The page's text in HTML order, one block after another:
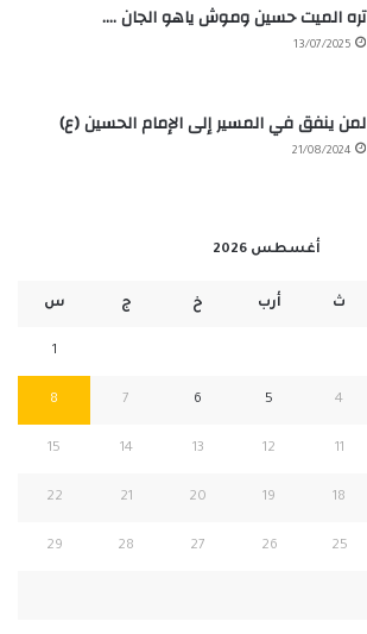
تره الميت حسين وموش ياهو الجان ….
13/07/2025
لمن ينفق في المسير إلى الإمام الحسين (ع)
21/08/2024
أغسطس 2026
ث أرب خ ج س
1
4
5
6
7
8
11
12
13
14
15
18
19
20
21
22
25
26
27
28
29